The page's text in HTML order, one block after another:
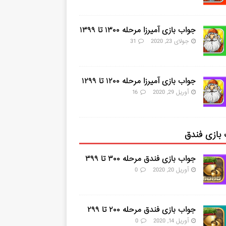
جواب بازی آمیرزا مرحله ۱۳۰۰ تا ۱۳۹۹
جولای 23, 2020 31
جواب بازی آمیرزا مرحله ۱۲۰۰ تا ۱۲۹۹
آوریل 29, 2020 16
فندق
جواب بازی فندق مرحله ۳۰۰ تا ۳۹۹
آوریل 20, 2020 0
جواب بازی فندق مرحله ۲۰۰ تا ۲۹۹
آوریل 14, 2020 0